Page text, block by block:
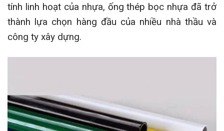
tính linh hoạt của nhựa, ống thép bọc nhựa đã trở
thành lựa chọn hàng đầu của nhiều nhà thầu và
công ty xây dựng.